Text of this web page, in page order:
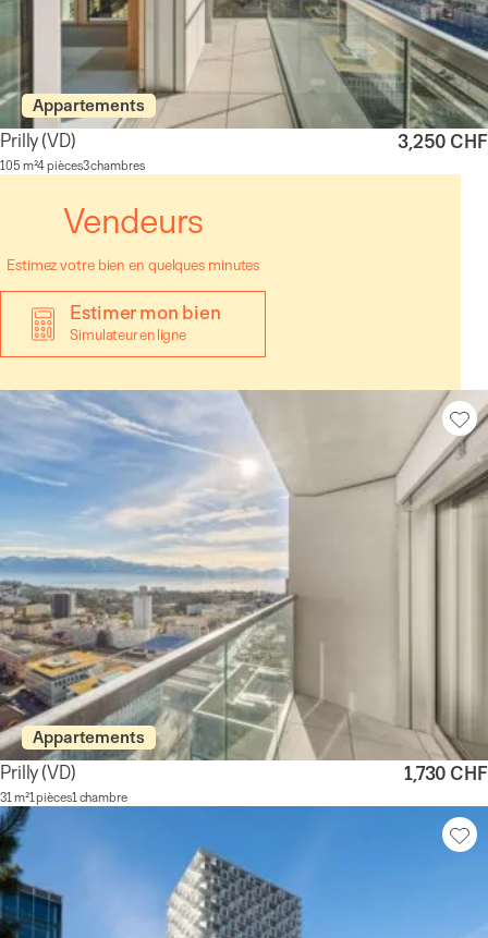
Appartements
Prilly(VD)
105 m²4 pièces3 chambres
3,250 CHF
Vendeurs
Estimez votre bien en quelques minutes
Estimer mon bien
Simulateur en ligne
Appartements
Prilly(VD)
31 m²1 pièces1 chambre
1,730 CHF